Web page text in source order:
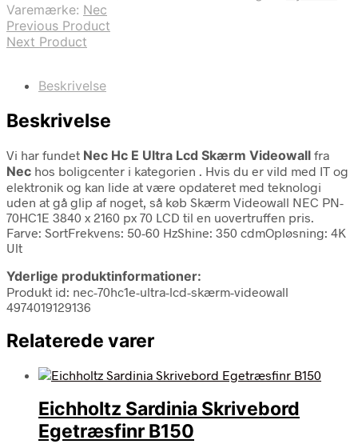
Varemærke: Nec
Previous Product
Next Product
Beskrivelse
Beskrivelse
Vi har fundet Nec Hc E Ultra Lcd Skærm Videowall fra
Nec hos boligcenter i kategorien . Hvis du er vild med IT og
elektronik og kan lide at være opdateret med teknologi
uden at gå glip af noget, så køb Skærm Videowall NEC PN-
70HC1E 3840 x 2160 px 70 LCD til en uovertruffen pris.
Farve: SortFrekvens: 50-60 HzShine: 350 cdmOpløsning: 4K
Ult
Yderlige produktinformationer:
Produkt id: nec-70hc1e-ultra-lcd-skærm-videowall
4974019129136
Relaterede varer
Eichholtz Sardinia Skrivebord
Egetræsfinr B150